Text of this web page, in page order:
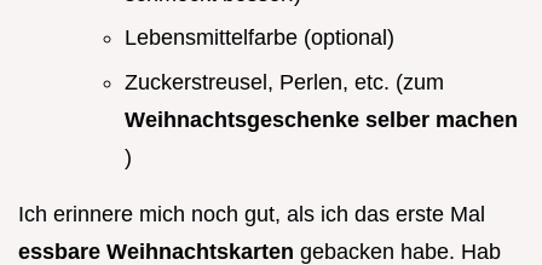
Lebensmittelfarbe (optional)
Zuckerstreusel, Perlen, etc. (zum
Weihnachtsgeschenke selber machen
)
Ich erinnere mich noch gut, als ich das erste Mal
essbare Weihnachtskarten gebacken habe. Hab